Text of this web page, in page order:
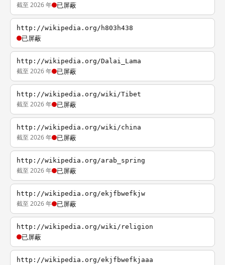
截至 2026 年 已屏蔽
http://wikipedia.org/h803h438
已屏蔽
http://wikipedia.org/Dalai_Lama
截至 2026 年 已屏蔽
http://wikipedia.org/wiki/Tibet
截至 2026 年 已屏蔽
http://wikipedia.org/wiki/china
截至 2026 年 已屏蔽
http://wikipedia.org/arab_spring
截至 2026 年 已屏蔽
http://wikipedia.org/ekjfbwefkjw
截至 2026 年 已屏蔽
http://wikipedia.org/wiki/religion
已屏蔽
http://wikipedia.org/ekjfbwefkjaaa